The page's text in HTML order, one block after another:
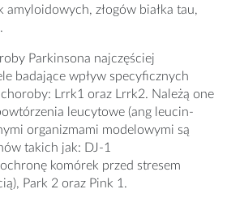
amyloidowych, złogów białka tau,
Parkinsona najczęściej
badające wpływ specyficznych
Lrrk1 oraz Lrrk2. Należą one
leucytowe (ang leucin-
organizmami modelowymi są
takich jak: DJ-1
komórek przed stresem
Park 2 oraz Pink 1.